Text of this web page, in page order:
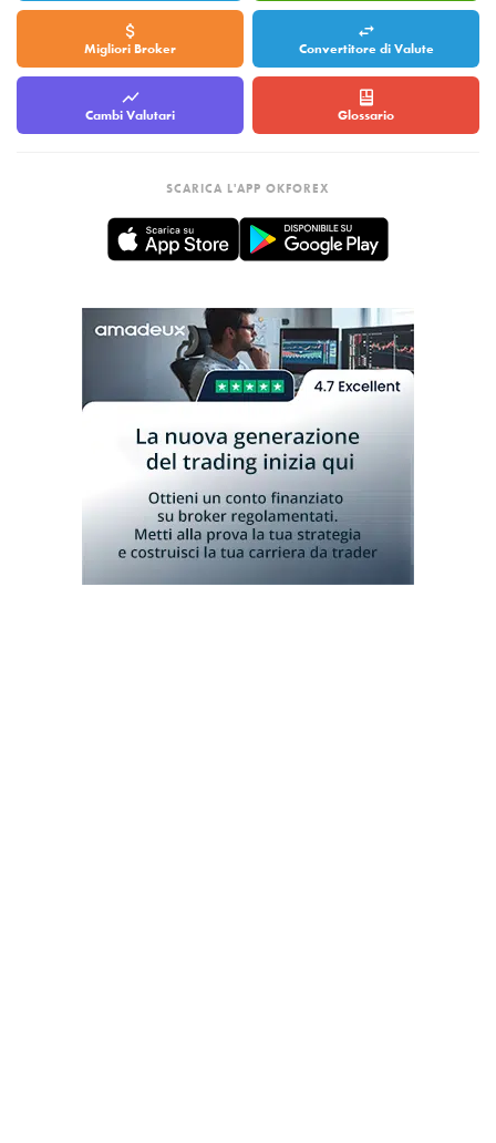
Migliori Broker Convertitore di Valute
Cambi Valutari Glossario
SCARICA L'APP OKFOREX